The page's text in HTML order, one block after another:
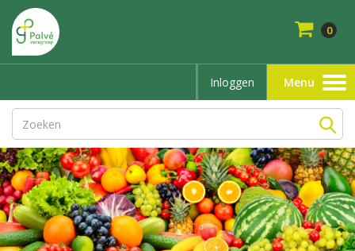
0
Inloggen
Toggle
navigation
Menu